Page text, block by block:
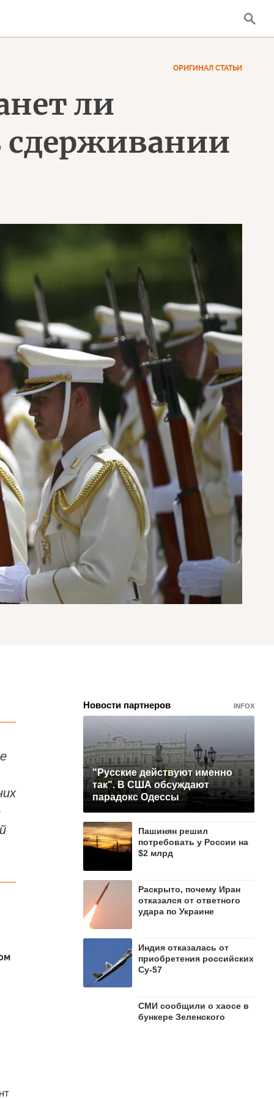
ОРИГИНАЛ СТАТЬИ
ли
сдерживании
Новости партнеров INFOX
"Русские действуют именно
так". В США обсуждают
парадокс Одессы
Пашинян рeшил
потребовать у России на
$2 млрд
Раскрыто, почему Иран
отказался от ответного
удара по Украине
Индия отказалась от
приобретения российских
Су-57
СМИ сообщили о хаосе в
бункере Зеленского